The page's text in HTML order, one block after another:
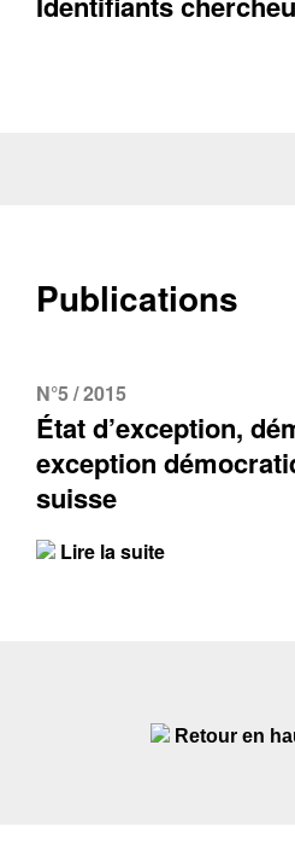
Publications
N°5 / 2015
État d’exception,
exception
suisse
Lire la suite
Retour en